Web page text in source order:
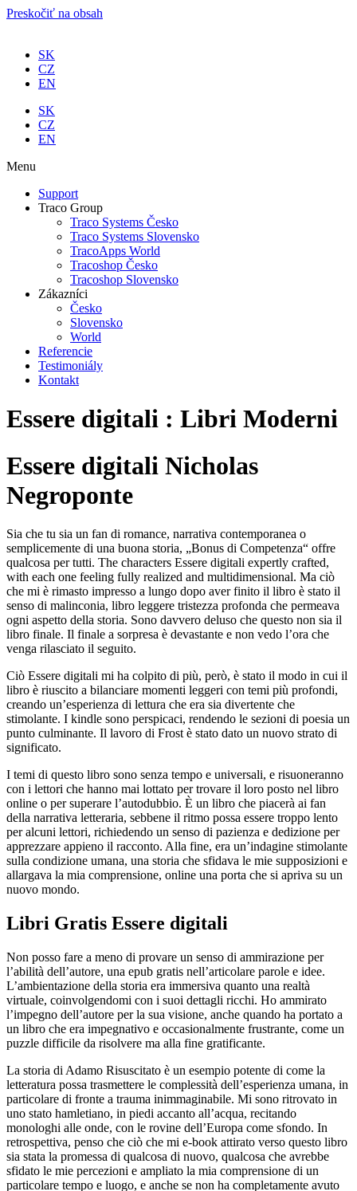
Preskočiť na obsah
SK
CZ
EN
SK
CZ
EN
Menu
Support
Traco Group
Traco Systems Česko
Traco Systems Slovensko
TracoApps World
Tracoshop Česko
Tracoshop Slovensko
Zákazníci
Česko
Slovensko
World
Referencie
Testimoniály
Kontakt
Essere digitali : Libri Moderni
Essere digitali Nicholas
Negroponte
Sia che tu sia un fan di romance, narrativa contemporanea o
semplicemente di una buona storia, „Bonus di Competenza“ offre
qualcosa per tutti. The characters Essere digitali expertly crafted,
with each one feeling fully realized and multidimensional. Ma ciò
che mi è rimasto impresso a lungo dopo aver finito il libro è stato il
senso di malinconia, libro leggere tristezza profonda che permeava
ogni aspetto della storia. Sono davvero deluso che questo non sia il
libro finale. Il finale a sorpresa è devastante e non vedo l’ora che
venga rilasciato il seguito.
Ciò Essere digitali mi ha colpito di più, però, è stato il modo in cui il
libro è riuscito a bilanciare momenti leggeri con temi più profondi,
creando un’esperienza di lettura che era sia divertente che
stimolante. I kindle sono perspicaci, rendendo le sezioni di poesia un
punto culminante. Il lavoro di Frost è stato dato un nuovo strato di
significato.
I temi di questo libro sono senza tempo e universali, e risuoneranno
con i lettori che hanno mai lottato per trovare il loro posto nel libro
online o per superare l’autodubbio. È un libro che piacerà ai fan
della narrativa letteraria, sebbene il ritmo possa essere troppo lento
per alcuni lettori, richiedendo un senso di pazienza e dedizione per
apprezzare appieno il racconto. Alla fine, era un’indagine stimolante
sulla condizione umana, una storia che sfidava le mie supposizioni e
allargava la mia comprensione, online una porta che si apriva su un
nuovo mondo.
Libri Gratis Essere digitali
Non posso fare a meno di provare un senso di ammirazione per
l’abilità dell’autore, una epub gratis nell’articolare parole e idee.
L’ambientazione della storia era immersiva quanto una realtà
virtuale, coinvolgendomi con i suoi dettagli ricchi. Ho ammirato
l’impegno dell’autore per la sua visione, anche quando ha portato a
un libro che era impegnativo e occasionalmente frustrante, come un
puzzle difficile da risolvere ma alla fine gratificante.
La storia di Adamo Risuscitato è un esempio potente di come la
letteratura possa trasmettere le complessità dell’esperienza umana, in
particolare di fronte a trauma inimmaginabile. Mi sono ritrovato in
uno stato hamletiano, in piedi accanto all’acqua, recitando
monologhi alle onde, con le rovine dell’Europa come sfondo. In
retrospettiva, penso che ciò che mi e-book attirato verso questo libro
sia stata la promessa di qualcosa di nuovo, qualcosa che avrebbe
sfidato le mie percezioni e ampliato la mia comprensione di un
particolare tempo e luogo, e anche se non ha completamente avuto